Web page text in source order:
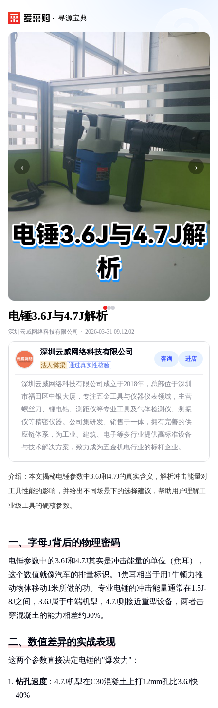
寻源宝典
‹ ›
电锤3.6J与4.7J解析
深圳云威网络科技有限公司 · 2026-03-31 09:12:02
深圳云威网络科技有限公司
法人:陈梁 通过真实性核验
咨询 进店
深圳云威网络科技有限公司成立于2018年，总部位于深圳
市福田区中银大厦，专注五金工具与仪器仪表领域，主营
螺丝刀、锂电钻、测距仪等专业工具及气体检测仪、测振
仪等精密仪器。公司集研发、销售于一体，拥有完善的供
应链体系，为工业、建筑、电子等多行业提供高标准设备
与技术解决方案，致力成为五金机电行业的标杆企业。
介绍： 本文揭秘电锤参数中3.6J和4.7J的真实含义，解析冲击能量对
工具性能的影响，并给出不同场景下的选择建议，帮助用户理解工
业级工具的硬核参数。
一、字母J背后的物理密码
电锤参数中的3.6J和4.7J其实是冲击能量的单位（焦耳），
这个数值就像汽车的排量标识。1焦耳相当于用1牛顿力推
动物体移动1米所做的功。专业电锤的冲击能量通常在1.5J-
8J之间，3.6J属于中端机型，4.7J则接近重型设备，两者击
穿混凝土的能力相差约30%。
二、数值差异的实战表现
这两个参数直接决定电锤的"爆发力"：
钻孔速度 ：4.7J机型在C30混凝土上打12mm孔比3.6J快
40%